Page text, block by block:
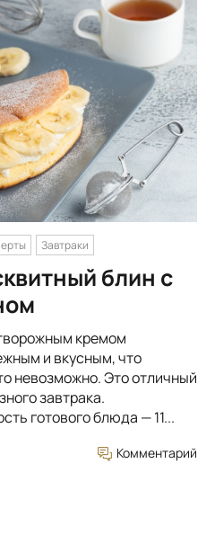
Завтраки
блин с
кремом
и вкусным, что
невозможно. Это отличный
завтрака.
готового блюда — 11...
Комментарий